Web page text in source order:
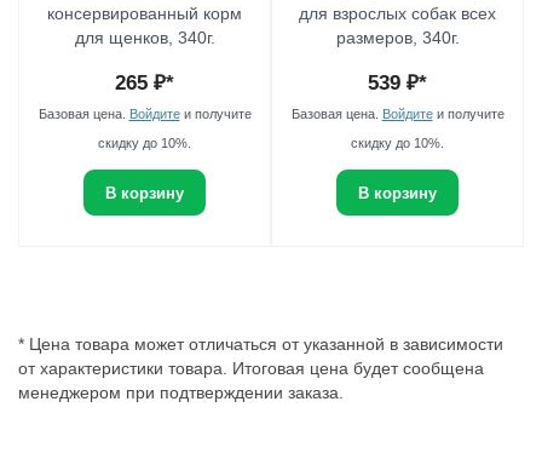
консервированный корм
для щенков, 340г.
265 ₽*
Базовая цена. Войдитеи получите
скидку до 10%.
В корзину
для взрослых собак всех
размеров, 340г.
539 ₽*
Базовая цена. Войдитеи получите
скидку до 10%.
В корзину
* Цена товара может отличаться от указанной в зависимости
от характеристики товара. Итоговая цена будет сообщена
менеджером при подтверждении заказа.